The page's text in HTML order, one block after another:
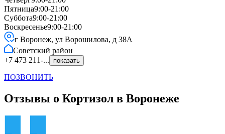
Пятница9:00-21:00
Суббота9:00-21:00
Воскресенье9:00-21:00
г Воронеж, ул Ворошилова, д 38А
Советский район
+7 473 211-...
показать
ПОЗВОНИТЬ
Отзывы о Кортизол в Воронеже